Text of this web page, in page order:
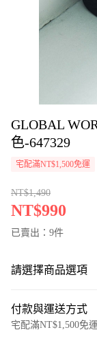
GLOBAL
色-647329
宅配滿NT$1,500免運
NT$1,490
NT$990
已賣出：9件
請選擇商品選項
付款與運送方式
宅配滿NT$1,500免運